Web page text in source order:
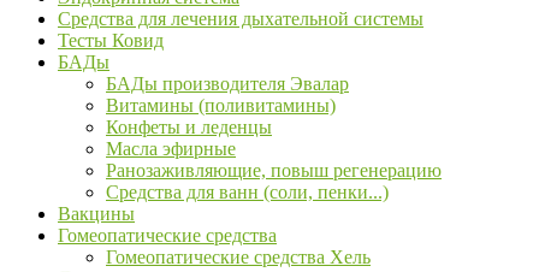
Средства для лечения дыхательной системы
Тесты Ковид
БАДы
БАДы производителя Эвалар
Витамины (поливитамины)
Конфеты и леденцы
Масла эфирные
Ранозаживляющие, повыш регенерацию
Средства для ванн (соли, пенки...)
Вакцины
Гомеопатические средства
Гомеопатические средства Хель